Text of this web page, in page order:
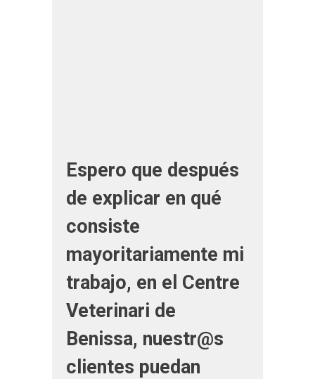
Espero que después
de explicar en qué
consiste
mayoritariamente mi
trabajo, en el Centre
Veterinari de
Benissa, nuestr@s
clientes puedan